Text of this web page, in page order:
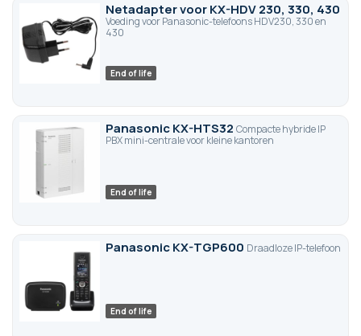
Netadapter voor KX-HDV 230, 330, 430
Voeding voor Panasonic-telefoons HDV230, 330 en
430
End of life
Panasonic KX-HTS32 Compacte hybride IP
PBX mini-centrale voor kleine kantoren
End of life
Panasonic KX-TGP600 Draadloze IP-telefoon
End of life